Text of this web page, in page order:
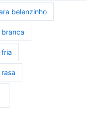
belenzinho